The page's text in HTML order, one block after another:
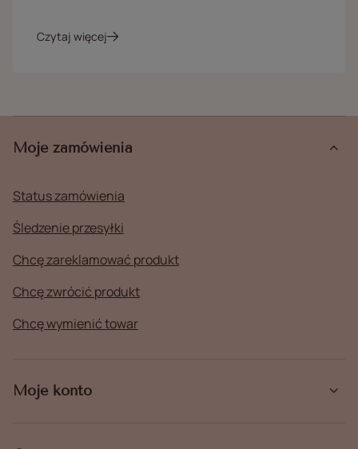
Czytaj więcej
Moje zamówienia
Status zamówienia
Śledzenie przesyłki
Chcę zareklamować produkt
Chcę zwrócić produkt
Chcę wymienić towar
Moje konto